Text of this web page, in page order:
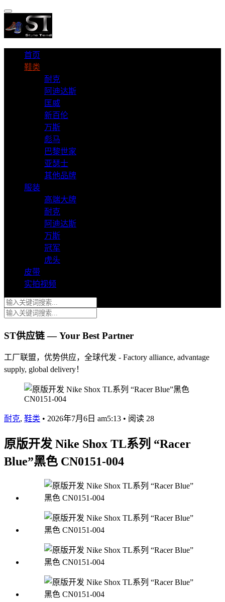
首页
鞋类
耐克
阿迪达斯
匡威
新百伦
万斯
彪马
巴黎世家
亚瑟士
其他品牌
服装
高端大牌
耐克
阿迪达斯
万斯
冠军
虎头
皮带
实拍视频
ST供应链 — Your Best Partner
工厂联盟，优势供应，全球代发 - Factory alliance, advantage
supply, global delivery！
耐克, 鞋类 • 2026年7月6日 am5:13 • 阅读 28
原版开发 Nike Shox TL系列 “Racer
Blue”黑色 CN0151-004